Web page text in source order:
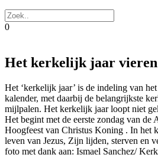
0
Het kerkelijk jaar vieren
Het ‘kerkelijk jaar’ is de indeling van
kalender, met daarbij de belangrijkste
mijlpalen. Het kerkelijk jaar loopt niet
Het begint met de eerste zondag van de
Hoogfeest van Christus Koning . In het
leven van Jezus, Zijn lijden, sterven en
foto met dank aan: Ismael Sanchez/